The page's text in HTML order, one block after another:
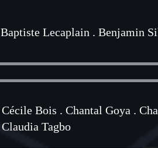
Baptiste Lecaplain . Benjamin
Cécile Bois . Chantal Goya .
Claudia Tagbo